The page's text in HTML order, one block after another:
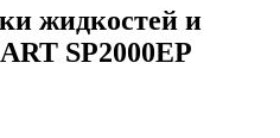
жидкостей и
SP2000ЕР